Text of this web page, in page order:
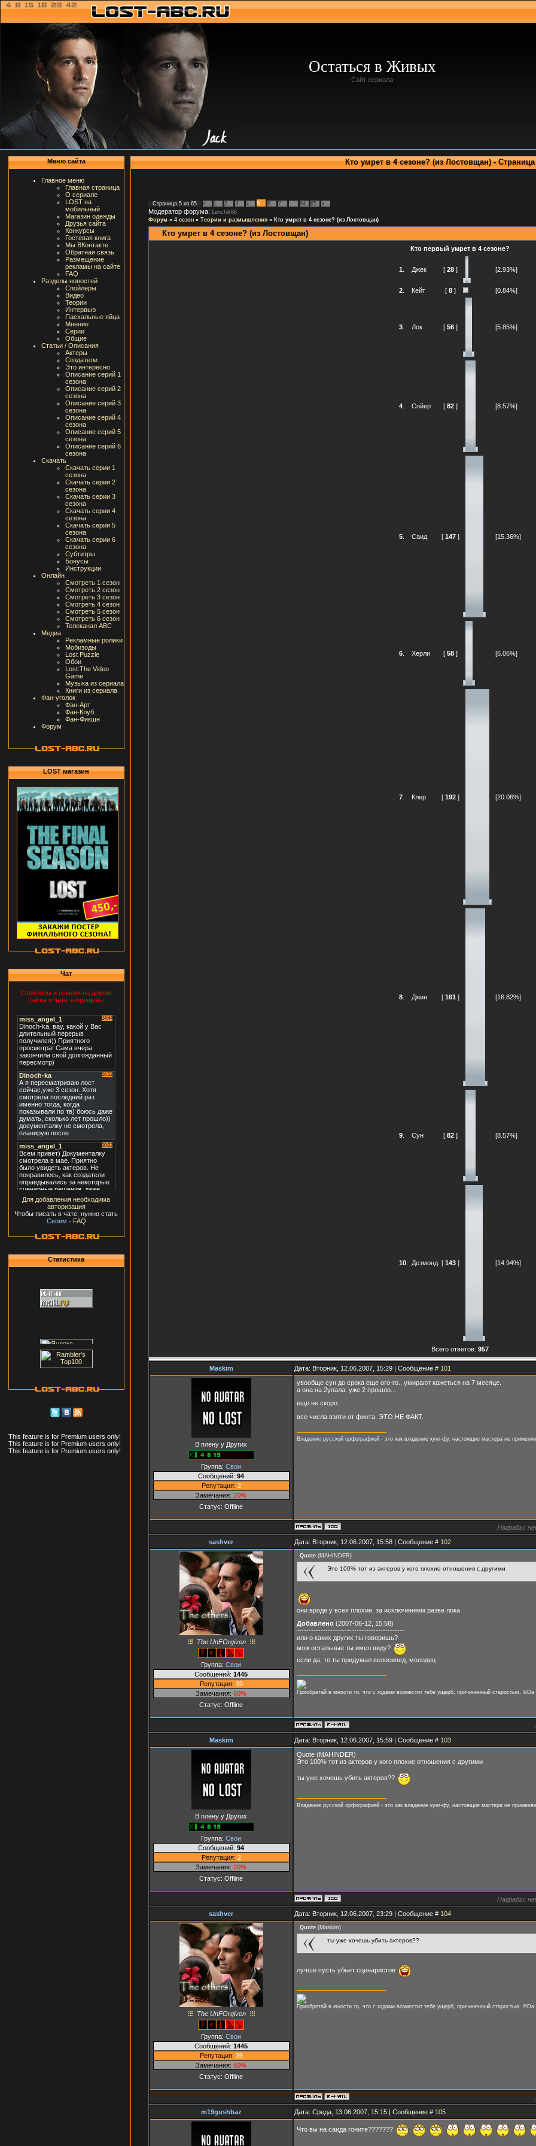
Остаться в Живых
Сайт сериала
Меню сайта
Главное меню
Главная страница
О сериале
LOST на
мобильный
Магазин одежды
Друзья сайта
Конкурсы
Гостевая книга
Мы ВКонтакте
Обратная связь
Размещение
рекламы на сайте
FAQ
Разделы новостей
Спойлеры
Видео
Теории
Интервью
Пасхальные яйца
Мнение
Серии
Общие
Статьи / Описания
Актеры
Создатели
Это интересно
Описание серий 1
сезона
Описание серий 2
сезона
Описание серий 3
сезона
Описание серий 4
сезона
Описание серий 5
сезона
Описание серий 6
сезона
Скачать
Скачать серии 1
сезона
Скачать серии 2
сезона
Скачать серии 3
сезона
Скачать серии 4
сезона
Скачать серии 5
сезона
Скачать серии 6
сезона
Субтитры
Бонусы
Инструкции
Онлайн
Смотреть 1 сезон
Смотреть 2 сезон
Смотреть 3 сезон
Смотреть 4 сезон
Смотреть 5 сезон
Смотреть 6 сезон
Телеканал ABC
Медиа
Рекламные ролики
Мобизоды
Lost Puzzle
Обои
Lost:The Video
Game
Музыка из сериала
Книги из сериала
Фан-уголок
Фан-Арт
Фан-Клуб
Фан-Фикшн
Форум
LOST магазин
Чат
Спойлеры и ссылки на другие
сайты в чате запрещены
Для добавления необходима
авторизация
Чтобы писать в чате, нужно стать
Своим - FAQ
Статистика
This feature is for Premium users only!
This feature is for Premium users only!
This feature is for Premium users only!
Кто умрет в 4 сезоне? (из Лостовщан) -
Страница 5из 65 « 1 2 3 4 5 6 7 64 65 »
Модератор форума:
Lenchik86
Форум » 4 сезон » Теории и размышления » Кто умрет в 4 сезоне? (из Лостовщан)
Кто умрет в 4 сезоне? (из Лостовщан)
Кто первый умрет в 4 сезоне?
1 Джек [ 28 ] [2.93%]
2 Кейт [ 8 ] [0.84%]
3 Лок [ 56 ] [5.85%]
4 Сойер [ 82 ] [8.57%]
5 Саид [ 147 ] [15.36%]
6 Херли [ 58 ] [6.06%]
7 Клер [ 192 ] [20.06%]
8 Джин [ 161 ] [16.82%]
9 Сун [ 82 ] [8.57%]
10 Дезмонд [ 143 ] [14.94%]
Всего ответов: 957
Maskim Дата: Вторник, 12.06.2007, 15:29 | Сообщение # 101
В плену у Других
Группа: Свои
Сообщений: 94
Репутация: 2
Замечания: 20%
Статус: Offline
увообще сун до срока еще ого-го.. умирают кажеться на 7 месяце.
а она на 2упала. уже 2 прошло...
еще не скоро.
все числа взяти от финта. ЭТО НЕ ФАКТ.
Владение русской орфографией - это как владение кунг-фу, настоящие мастера не
Награды:
sashver Дата: Вторник, 12.06.2007, 15:58 | Сообщение # 102
The UnFOrgiven
Группа: Свои
Сообщений: 1445
Репутация: 39
Замечания: 60%
Статус: Offline
Quote(MAHINDER)
Это 100% тот из актеров у кого плохие отношения с другими
они вроде у всех плохие, за исключением разве лока
Добавлено(2007-06-12, 15:58)
---------------------------------------------
или о каких других ты говоришь?
мож остальные ты имел виду?
если да, то ты придумал велосипед, молодец
Приобретай в юности то, что с годами возместит тебе ущерб, причиненный старостью. ©Da
Maskim Дата: Вторник, 12.06.2007, 15:59 | Сообщение # 103
В плену у Других
Группа: Свои
Сообщений: 94
Репутация: 2
Замечания: 20%
Статус: Offline
Quote (MAHINDER)
Это 100% тот из актеров у кого плохие отношения с другими
ты уже хочешь убить актеров??
Владение русской орфографией - это как владение кунг-фу, настоящие мастера не
Награды:
sashver Дата: Вторник, 12.06.2007, 23:29 | Сообщение # 104
The UnFOrgiven
Группа: Свои
Сообщений: 1445
Репутация: 39
Замечания: 60%
Статус: Offline
Quote(Maskim)
ты уже хочешь убить актеров??
лучше пусть убьет сценаристов
Приобретай в юности то, что с годами возместит тебе ущерб, причиненный старостью. ©Da
m19gushbaz Дата: Среда, 13.06.2007, 15:15 | Сообщение # 105
Что вы на саида гоните???????